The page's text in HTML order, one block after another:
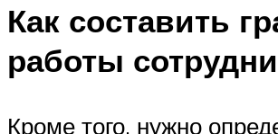
Как составить
работы
Кроме того, нужно